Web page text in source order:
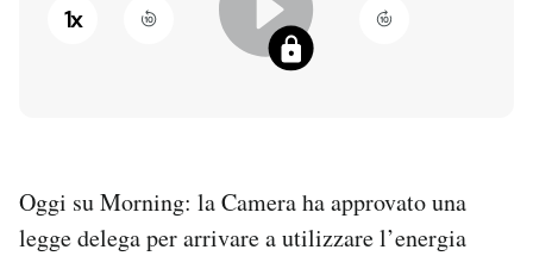
CALENDARIO
1x
Oggi su Morning: la Camera ha approvato una
legge delega per arrivare a utilizzare l’energia